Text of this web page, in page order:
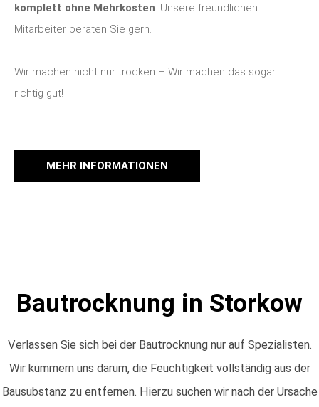
komplett ohne Mehrkosten. Unsere freundlichen
Mitarbeiter beraten Sie gern.
Wir machen nicht nur trocken – Wir machen das sogar
richtig gut!
MEHR INFORMATIONEN
Bautrocknung in Storkow
Verlassen Sie sich bei der Bautrocknung nur auf Spezialisten.
Wir kümmern uns darum, die Feuchtigkeit vollständig aus der
Bausubstanz zu entfernen. Hierzu suchen wir nach der Ursache